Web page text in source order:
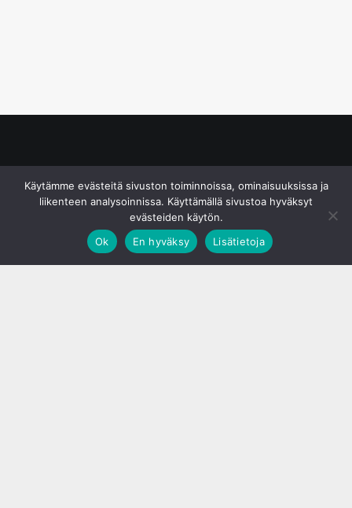
Käytämme evästeitä sivuston toiminnoissa, ominaisuuksissa ja
liikenteen analysoinnissa. Käyttämällä sivustoa hyväksyt
evästeiden käytön.
Ok
En hyväksy Lisätietoja